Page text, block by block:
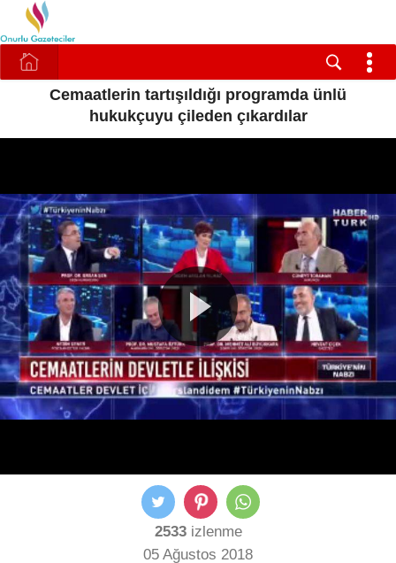
Cemaatlerin tartışıldığı programda ünlü
hukukçuyu çileden çıkardılar
2533izlenme
05 Ağustos 2018